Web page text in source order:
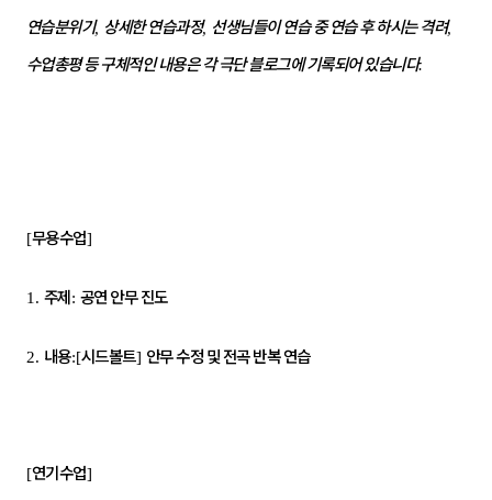
연습분위기, 상세한 연습과정, 선생님들이 연습 중 연습 후 하시는 격려,
수업총평 등 구체적인 내용은 각 극단 블로그에 기록되어 있습니다.
[무용수업]
1. 주제: 공연 안무 진도
2. 내용:[시드볼트] 안무 수정 및 전곡 반복 연습
[연기수업]